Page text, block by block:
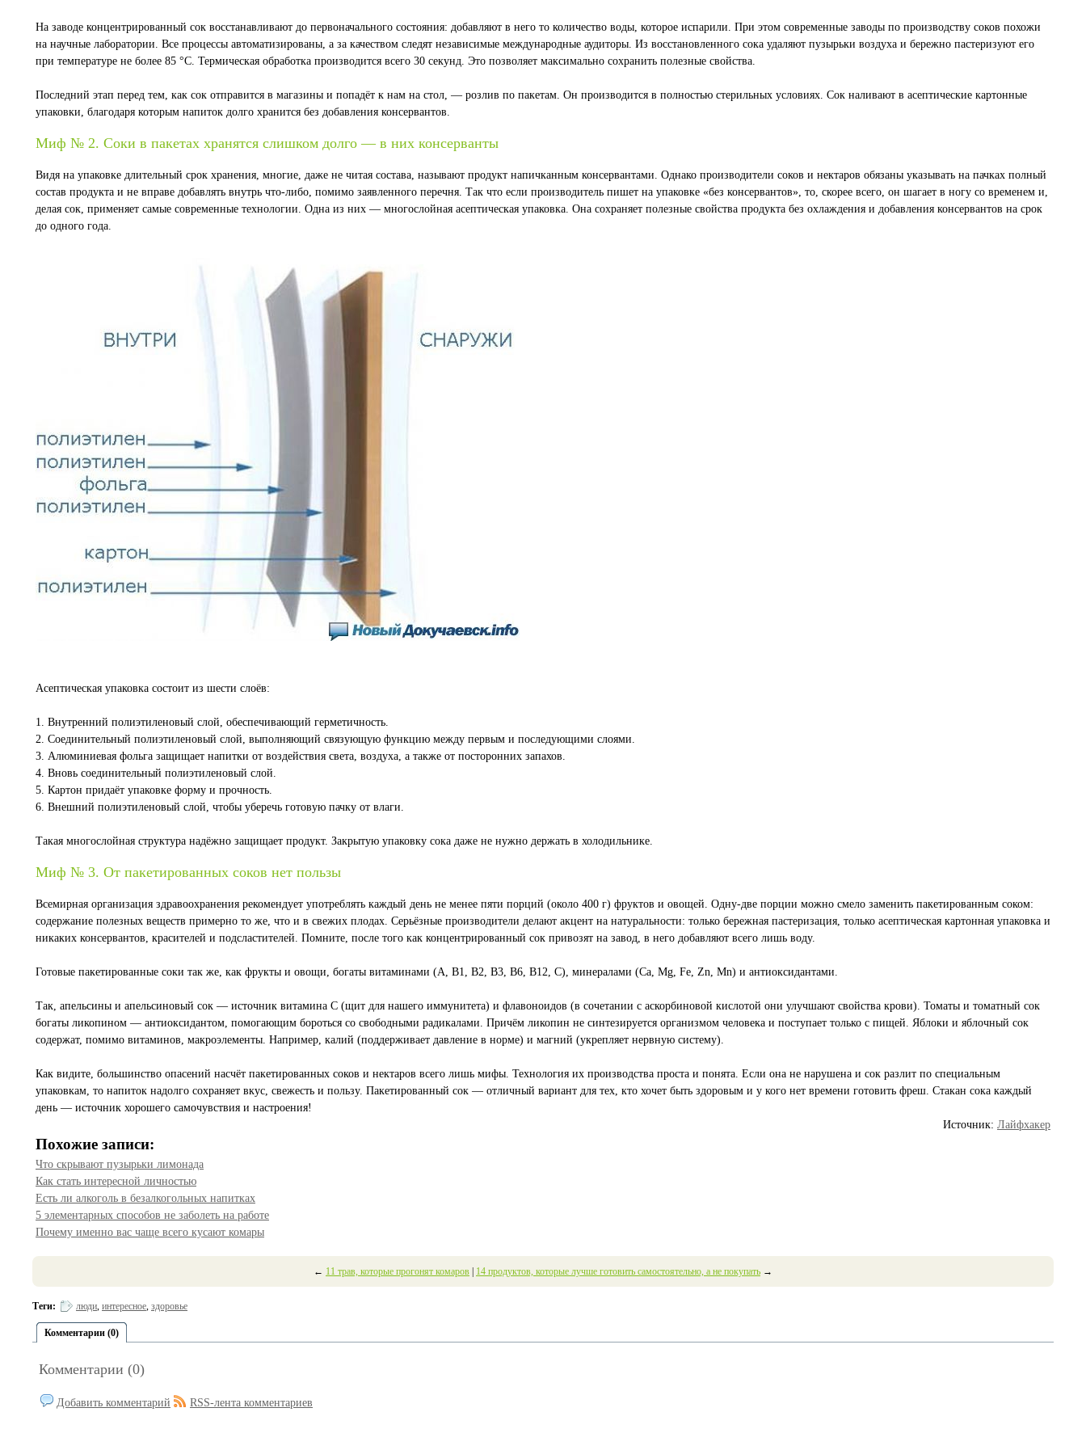
На заводе концентрированный сок восстанавливают до первоначального состояния: добавляют в него то количество воды, которое испарили. При этом современные заводы по производству соков похожи
на научные лаборатории. Все процессы автоматизированы, а за качеством следят независимые международные аудиторы. Из восстановленного сока удаляют пузырьки воздуха и бережно пастеризуют его
при температуре не более 85 °С. Термическая обработка производится всего 30 секунд. Это позволяет максимально сохранить полезные свойства.
Последний этап перед тем, как сок отправится в магазины и попадёт к нам на стол, — розлив по пакетам. Он производится в полностью стерильных условиях. Сок наливают в асептические картонные
упаковки, благодаря которым напиток долго хранится без добавления консервантов.
Миф № 2. Соки в пакетах хранятся слишком долго — в них консерванты
Видя на упаковке длительный срок хранения, многие, даже не читая состава, называют продукт напичканным консервантами. Однако производители соков и нектаров обязаны указывать на пачках полный
состав продукта и не вправе добавлять внутрь что-либо, помимо заявленного перечня. Так что если производитель пишет на упаковке «без консервантов», то, скорее всего, он шагает в ногу со временем и,
делая сок, применяет самые современные технологии. Одна из них — многослойная асептическая упаковка. Она сохраняет полезные свойства продукта без охлаждения и добавления консервантов на срок
до одного года.
Асептическая упаковка состоит из шести слоёв:
1. Внутренний полиэтиленовый слой, обеспечивающий герметичность.
2. Соединительный полиэтиленовый слой, выполняющий связующую функцию между первым и последующими слоями.
3. Алюминиевая фольга защищает напитки от воздействия света, воздуха, а также от посторонних запахов.
4. Вновь соединительный полиэтиленовый слой.
5. Картон придаёт упаковке форму и прочность.
6. Внешний полиэтиленовый слой, чтобы уберечь готовую пачку от влаги.
Такая многослойная структура надёжно защищает продукт. Закрытую упаковку сока даже не нужно держать в холодильнике.
Миф № 3. От пакетированных соков нет пользы
Всемирная организация здравоохранения рекомендует употреблять каждый день не менее пяти порций (около 400 г) фруктов и овощей. Одну-две порции можно смело заменить пакетированным соком:
содержание полезных веществ примерно то же, что и в свежих плодах. Серьёзные производители делают акцент на натуральности: только бережная пастеризация, только асептическая картонная упаковка и
никаких консервантов, красителей и подсластителей. Помните, после того как концентрированный сок привозят на завод, в него добавляют всего лишь воду.
Готовые пакетированные соки так же, как фрукты и овощи, богаты витаминами (А, В1, В2, В3, В6, В12, С), минералами (Ca, Mg, Fe, Zn, Mn) и антиоксидантами.
Так, апельсины и апельсиновый сок — источник витамина С (щит для нашего иммунитета) и флавоноидов (в сочетании с аскорбиновой кислотой они улучшают свойства крови). Томаты и томатный сок
богаты ликопином — антиоксидантом, помогающим бороться со свободными радикалами. Причём ликопин не синтезируется организмом человека и поступает только с пищей. Яблоки и яблочный сок
содержат, помимо витаминов, макроэлементы. Например, калий (поддерживает давление в норме) и магний (укрепляет нервную систему).
Как видите, большинство опасений насчёт пакетированных соков и нектаров всего лишь мифы. Технология их производства проста и понята. Если она не нарушена и сок разлит по специальным
упаковкам, то напиток надолго сохраняет вкус, свежесть и пользу. Пакетированный сок — отличный вариант для тех, кто хочет быть здоровым и у кого нет времени готовить фреш. Стакан сока каждый
день — источник хорошего самочувствия и настроения!
Источник: Лайфхакер
Похожие записи:
Что скрывают пузырьки лимонада
Как стать интересной личностью
Есть ли алкоголь в безалкогольных напитках
5 элементарных способов не заболеть на работе
Почему именно вас чаще всего кусают комары
← 11 трав, которые прогонят комаров 14 продуктов, которые лучше готовить самостоятельно, а не покупать →
Теги: люди, интересное, здоровье
Комментарии (0)
Комментарии (0)
Добавить комментарий RSS-лента комментариев